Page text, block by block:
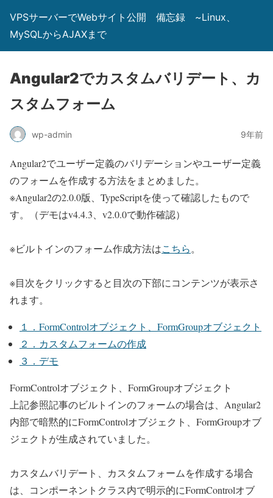
VPSサーバーでWebサイト公開 備忘録 ~Linux、
MySQLからAJAXまで
Angular2でカスタムバリデート、カ
スタムフォーム
wp-admin 9年前
Angular2でユーザー定義のバリデーションやユーザー定義
のフォームを作成する方法をまとめました。
※Angular2の2.0.0版、TypeScriptを使って確認したもので
す。（デモはv4.4.3、v2.0.0で動作確認）
※ビルトインのフォーム作成方法はこちら。
※目次をクリックすると目次の下部にコンテンツが表示さ
れます。
１．FormControlオブジェクト、FormGroupオブジェクト
２．カスタムフォームの作成
３．デモ
FormControlオブジェクト、FormGroupオブジェクト
上記参照記事のビルトインのフォームの場合は、Angular2
内部で暗黙的にFormControlオブジェクト、FormGroupオブ
ジェクトが生成されていました。
カスタムバリデート、カスタムフォームを作成する場合
は、コンポーネントクラス内で明示的にFormControlオブ